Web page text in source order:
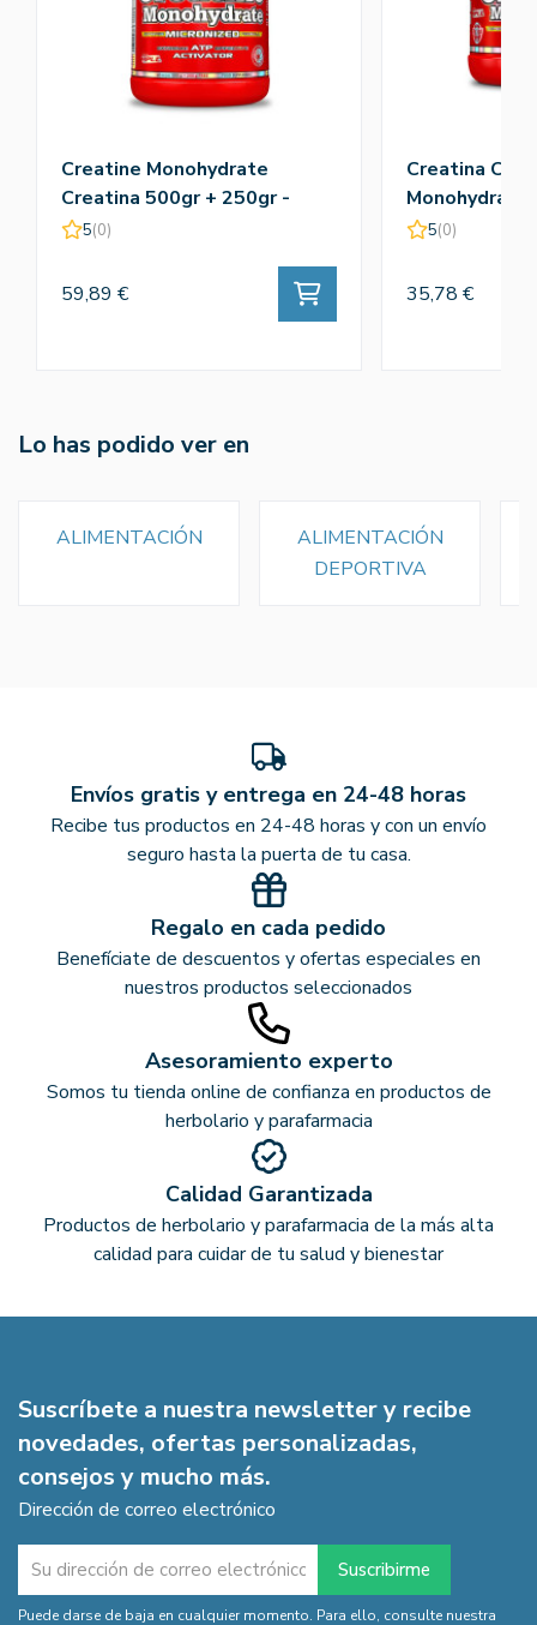
Creatine Monohydrate
Creatina 500gr + 250gr -
Amix
5(0)
59,89 €
Creatina
Monohydrate
5(0)
35,78 €
Lo has podido ver en
ALIMENTACIÓN
ALIMENTACIÓN
DEPORTIVA
Envíos gratis y entrega en 24-48 horas
Recibe tus productos en 24-48 horas y con un envío
seguro hasta la puerta de tu casa.
Regalo en cada pedido
Benefíciate de descuentos y ofertas especiales en
nuestros productos seleccionados
Asesoramiento experto
Somos tu tienda online de confianza en productos de
herbolario y parafarmacia
Calidad Garantizada
Productos de herbolario y parafarmacia de la más alta
calidad para cuidar de tu salud y bienestar
Suscríbete a nuestra newsletter y recibe
novedades, ofertas personalizadas,
consejos y mucho más.
Dirección de correo electrónico
Puede darse de baja en cualquier momento. Para ello, consulte nuestra